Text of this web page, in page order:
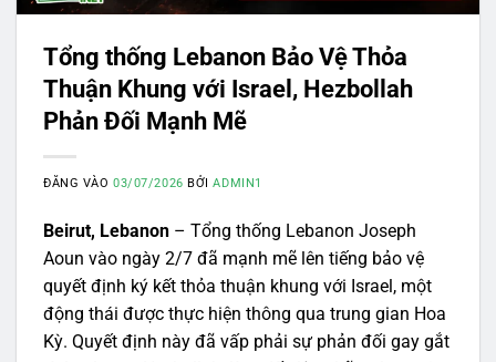
Tổng thống Lebanon Bảo Vệ Thỏa
Thuận Khung với Israel, Hezbollah
Phản Đối Mạnh Mẽ
ĐĂNG VÀO03/07/2026 BỞIADMIN1
Beirut, Lebanon – Tổng thống Lebanon Joseph
Aoun vào ngày 2/7 đã mạnh mẽ lên tiếng bảo vệ
quyết định ký kết thỏa thuận khung với Israel, một
động thái được thực hiện thông qua trung gian Hoa
Kỳ. Quyết định này đã vấp phải sự phản đối gay gắt